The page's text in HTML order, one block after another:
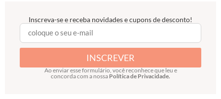
Inscreva-se e receba novidades e cupons de desconto!
INSCREVER
Ao enviar esse formulário, você reconhece que leu e
concorda com a nossa Política de Privacidade.